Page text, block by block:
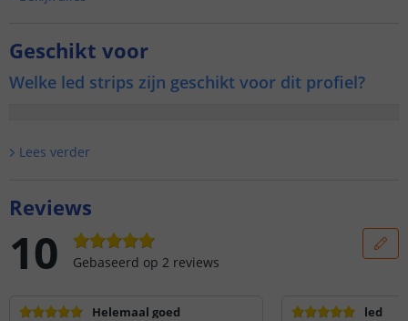
Geschikt voor
Welke led strips zijn geschikt voor dit profiel?
Lees verder
Reviews
10 Gebaseerd op 2 reviews
Helemaal goed
led